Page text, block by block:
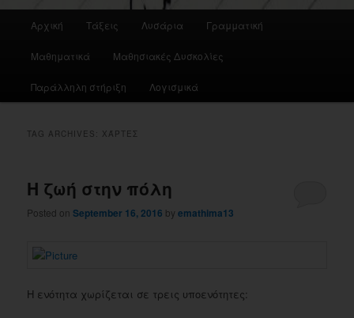
Αρχική Τάξεις Λυσάρια Γραμματική
Μαθηματικά Μαθησιακές Δυσκολίες
Παράλληλη στήριξη Λογισμικά
TAG ARCHIVES: ΧΆΡΤΕΣ
Η ζωή στην πόλη
Posted onSeptember 16, 2016 byemathima13
Η ενότητα χωρίζεται σε τρεις υποενότητες: